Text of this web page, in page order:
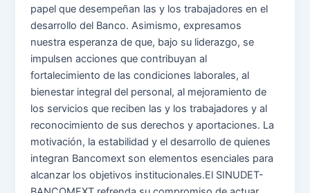
papel que desempeñan las y los trabajadores en el
desarrollo del Banco. Asimismo, expresamos
nuestra esperanza de que, bajo su liderazgo, se
impulsen acciones que contribuyan al
fortalecimiento de las condiciones laborales, al
bienestar integral del personal, al mejoramiento de
los servicios que reciben las y los trabajadores y al
reconocimiento de sus derechos y aportaciones. La
motivación, la estabilidad y el desarrollo de quienes
integran Bancomext son elementos esenciales para
alcanzar los objetivos institucionales.El SINUDET-